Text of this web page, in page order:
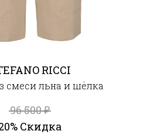
RICCI
смеси льна и шёлка
96 500₽
Скидка